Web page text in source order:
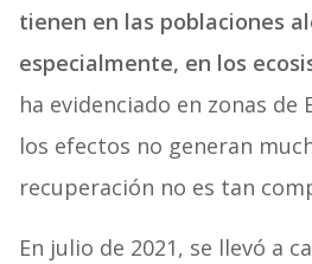
tienen en las poblaciones
especialmente, en los
ha evidenciado en zonas de
los efectos no generan
recuperación no es tan
En julio de 2021, se llevó a